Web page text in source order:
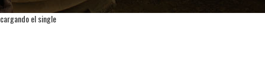
cargando el single